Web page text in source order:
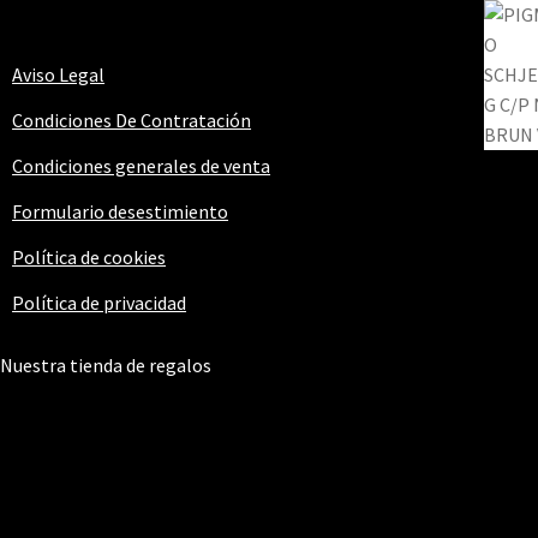
Aviso Legal
Condiciones De Contratación
Condiciones generales de venta
Formulario desestimiento
Política de cookies
Política de privacidad